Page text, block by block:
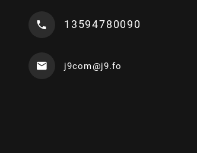
13594780090
j9com@j9.fo